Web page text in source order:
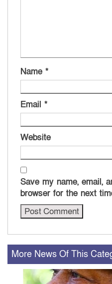
Name *
Email *
Website
Save my name, email,
browser for the next
More News Of This